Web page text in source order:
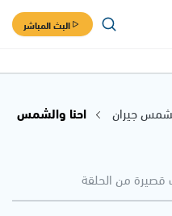
البث المباشر
جيران
احنا والشمس
من الحلقة